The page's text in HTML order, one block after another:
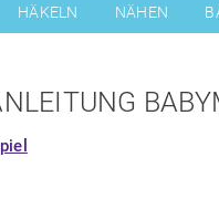
HÄKELN NÄHEN